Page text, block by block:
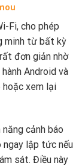
Fi, cho phép
minh từ bất kỳ
đơn giản nhờ
Android và
hoặc xem lại
cảnh báo
ngay lập tức nếu
sát. Điều này